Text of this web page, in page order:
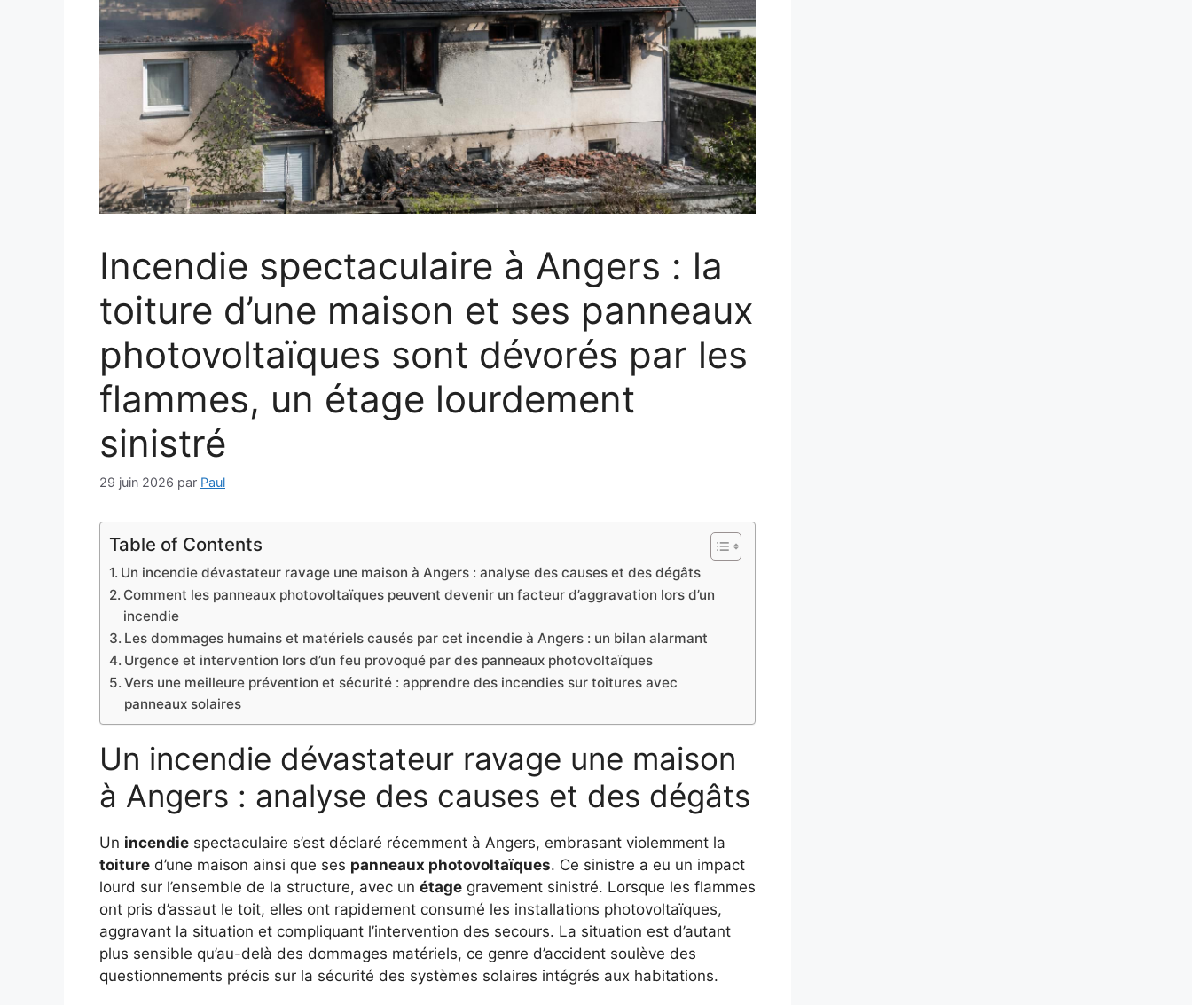
Incendie spectaculaire à Angers : la
toiture d’une maison et ses panneaux
photovoltaïques sont dévorés par les
flammes, un étage lourdement
sinistré
29 juin 2026 par Paul
Table of Contents
Un incendie dévastateur ravage une maison à Angers : analyse des causes et des dégâts
Comment les panneaux photovoltaïques peuvent devenir un facteur d’aggravation lors d’un
incendie
Les dommages humains et matériels causés par cet incendie à Angers : un bilan alarmant
Urgence et intervention lors d’un feu provoqué par des panneaux photovoltaïques
Vers une meilleure prévention et sécurité : apprendre des incendies sur toitures avec
panneaux solaires
Un incendie dévastateur ravage une maison
à Angers : analyse des causes et des dégâts
Un incendie spectaculaire s’est déclaré récemment à Angers, embrasant violemment la
toiture d’une maison ainsi que ses panneaux photovoltaïques. Ce sinistre a eu un impact
lourd sur l’ensemble de la structure, avec un étage gravement sinistré. Lorsque les flammes
ont pris d’assaut le toit, elles ont rapidement consumé les installations photovoltaïques,
aggravant la situation et compliquant l’intervention des secours. La situation est d’autant
plus sensible qu’au-delà des dommages matériels, ce genre d’accident soulève des
questionnements précis sur la sécurité des systèmes solaires intégrés aux habitations.